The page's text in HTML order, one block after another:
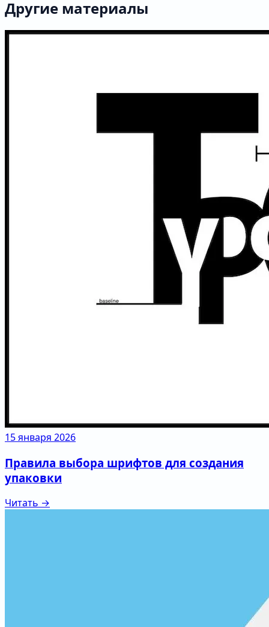
Другие материалы
15 января 2026
Правила выбора шрифтов для создания
упаковки
Читать →